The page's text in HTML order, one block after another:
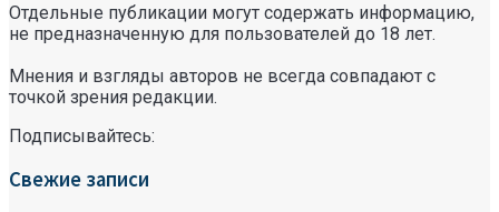
Отдельные публикации могут содержать информацию,
не предназначенную для пользователей до 18 лет.
Мнения и взгляды авторов не всегда совпадают с
точкой зрения редакции.
Подписывайтесь:
Свежие записи